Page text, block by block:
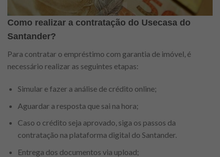
Como realizar a contratação do Usecasa do
Santander?
Para contratar o empréstimo com garantia de imóvel, é
necessário realizar as seguintes etapas:
Simular e fazer a análise de crédito online;
Aguardar a resposta que sai na hora;
Caso o crédito seja aprovado, siga os passos da
contratação na plataforma digital do Santander.
Entrega dos documentos via upload;